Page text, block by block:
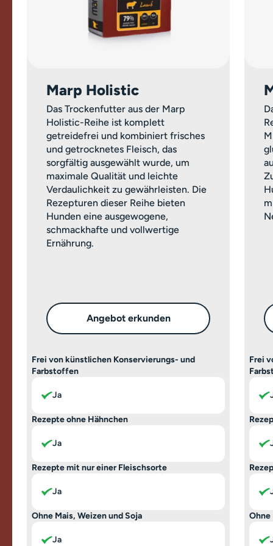
Marp Holistic
Das Trockenfutter aus der Marp
Holistic-Reihe ist komplett
getreidefrei und kombiniert frisches
und getrocknetes Fleisch, das
sorgfältig ausgewählt wurde, um
maximale Qualität und leichte
Verdaulichkeit zu gewährleisten. Die
Rezepturen dieser Reihe bieten
Hunden eine ausgewogene,
schmackhafte und vollwertige
Ernährung.
Angebot erkunden
Frei von künstlichen Konservierungs- und
Farbstoffen
Ja
Rezepte ohne Hähnchen
Ja
Rezepte mit nur einer Fleischsorte
Ja
Ohne Mais, Weizen und Soja
Ja
Frei
Ohne